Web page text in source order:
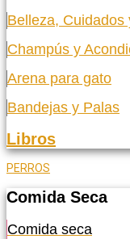
Belleza, Cuidados
Champús y
Arena para gato
Bandejas y Palas
Libros
PERROS
Comida Seca
Comida seca